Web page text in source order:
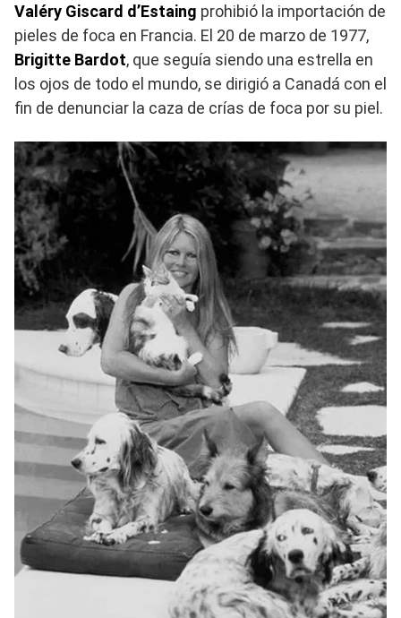
Valéry Giscard d’Estaing prohibió la importación de
pieles de foca en Francia. El 20 de marzo de 1977,
Brigitte Bardot, que seguía siendo una estrella en
los ojos de todo el mundo, se dirigió a Canadá con el
fin de denunciar la caza de crías de foca por su piel.